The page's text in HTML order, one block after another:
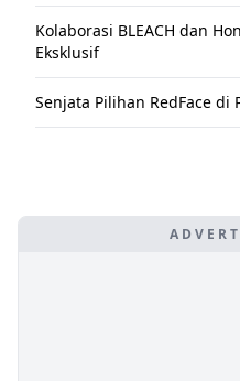
Kolaborasi BLEACH dan
Eksklusif
Senjata Pilihan RedFace di